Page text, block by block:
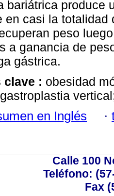
bariátrica produce
en casi la totalidad
peso
a ganancia de
gástrica.
clave : obesidad
en Inglés ·
Calle 100
Teléfono:
Fax